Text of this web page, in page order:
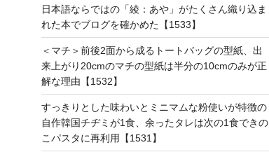
日本語ならではの「綾：あや」がたくさん織り込ま
れた本でブログを確かめた【1533】
＜マチ＞前後2面から成るトートバッグの型紙、出
来上がり20cmのマチの型紙は半分の10cmのみが正
解な理由【1532】
すっきりとした味わいとミニマムな粉使いが特徴の
自作韓国チヂミが1食、余ったタレは次の1食できの
こパスタに再利用【1531】